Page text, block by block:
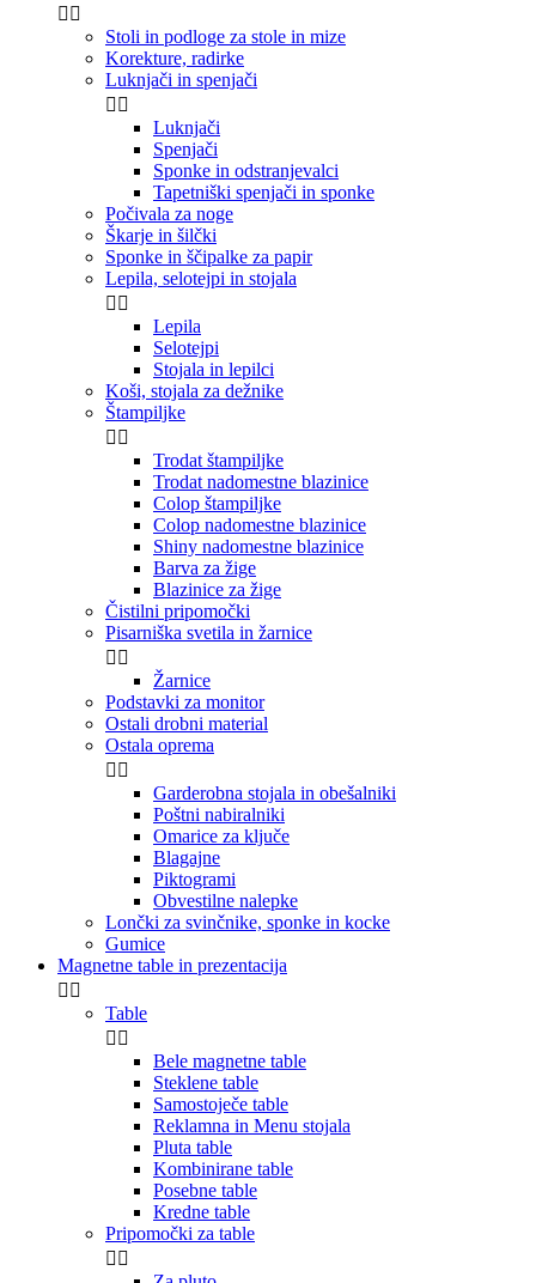
 
Stoli in podloge za stole in mize
Korekture, radirke
Luknjači in spenjači
 
Luknjači
Spenjači
Sponke in odstranjevalci
Tapetniški spenjači in sponke
Počivala za noge
Škarje in šilčki
Sponke in ščipalke za papir
Lepila, selotejpi in stojala
 
Lepila
Selotejpi
Stojala in lepilci
Koši, stojala za dežnike
Štampiljke
 
Trodat štampiljke
Trodat nadomestne blazinice
Colop štampiljke
Colop nadomestne blazinice
Shiny nadomestne blazinice
Barva za žige
Blazinice za žige
Čistilni pripomočki
Pisarniška svetila in žarnice
 
Žarnice
Podstavki za monitor
Ostali drobni material
Ostala oprema
 
Garderobna stojala in obešalniki
Poštni nabiralniki
Omarice za ključe
Blagajne
Piktogrami
Obvestilne nalepke
Lončki za svinčnike, sponke in kocke
Gumice
Magnetne table in prezentacija
 
Table
 
Bele magnetne table
Steklene table
Samostoječe table
Reklamna in Menu stojala
Pluta table
Kombinirane table
Posebne table
Kredne table
Pripomočki za table
 